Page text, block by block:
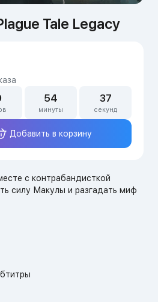
Tale Legacy
с контрабандисткой
силу Макулы и разгадать миф
54
минуты
37
секунд
Добавить в корзину